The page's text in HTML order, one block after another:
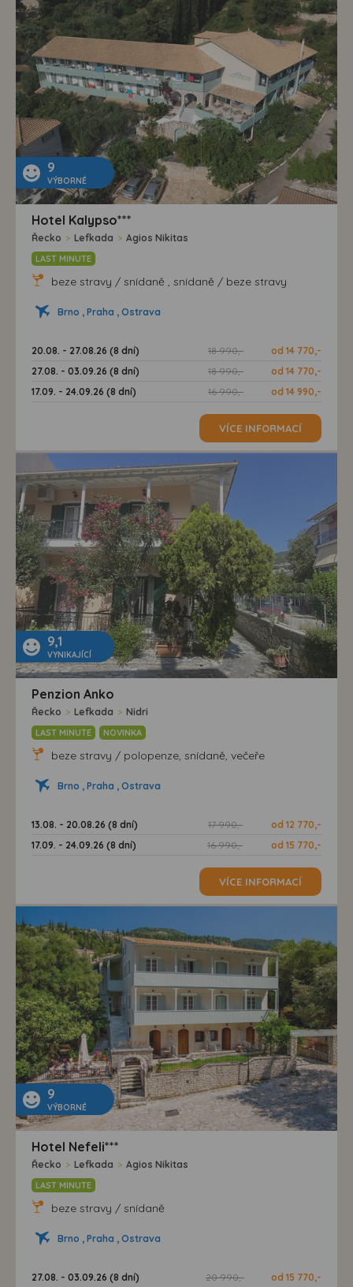
9
VÝBORNÉ
Hotel Kalypso***
Řecko > Lefkada > Agios Nikitas
LAST MINUTE
beze stravy / snídaně , snídaně / beze stravy
Brno , Praha , Ostrava
20.08. - 27.08.26 (8 dní) 18 990,-
od 14 770,-
27.08. - 03.09.26 (8 dní)
18 990,-
od 14 770,-
17.09. - 24.09.26 (8 dní)
16 990,- od 14 990,-
VÍCE INFORMACÍ
9,1
VYNIKAJÍCÍ
Penzion Anko
Řecko > Lefkada > Nidri
LAST MINUTE NOVINKA
beze stravy / polopenze, snídaně, večeře
Brno , Praha , Ostrava
13.08. - 20.08.26 (8 dní) 17 990,-
od 12 770,-
17.09. - 24.09.26 (8 dní)
16 990,- od 15 770,-
VÍCE INFORMACÍ
9
VÝBORNÉ
Hotel Nefeli***
Řecko > Lefkada > Agios Nikitas
LAST MINUTE
beze stravy / snídaně
Brno , Praha , Ostrava
27.08. - 03.09.26 (8 dní) 20 990,- od 15 770,-